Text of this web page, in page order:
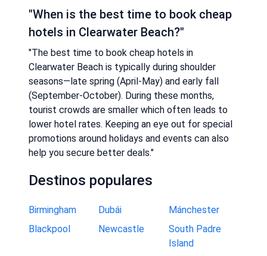
"When is the best time to book cheap
hotels in Clearwater Beach?"
"The best time to book cheap hotels in
Clearwater Beach is typically during shoulder
seasons—late spring (April-May) and early fall
(September-October). During these months,
tourist crowds are smaller which often leads to
lower hotel rates. Keeping an eye out for special
promotions around holidays and events can also
help you secure better deals."
Destinos populares
Birmingham Dubái
Mánchester
Blackpool
Newcastle
South Padre
Island